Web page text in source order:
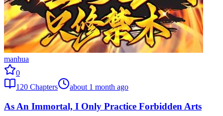
manhua
0
120 Chapters about 1 month ago
As An Immortal, I Only Practice Forbidden Arts